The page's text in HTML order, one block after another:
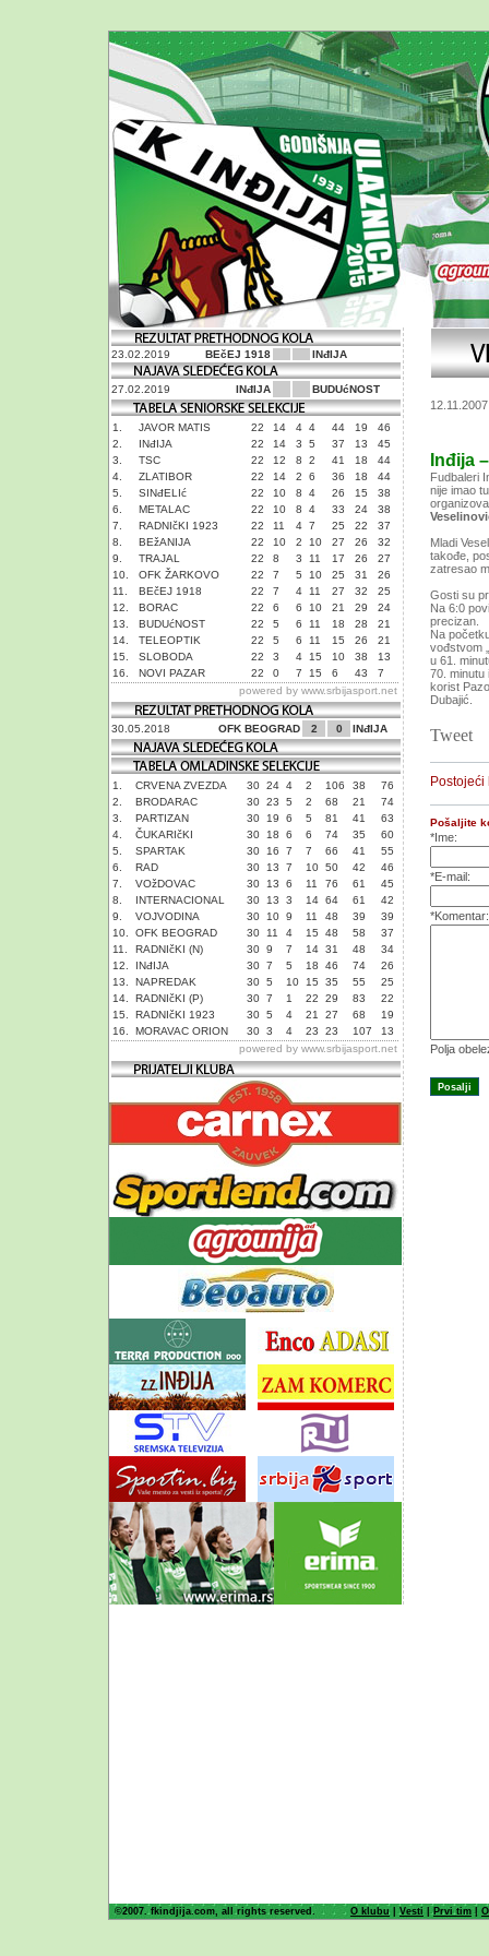
23.02.2019 BEčEJ 1918 INđIJA
27.02.2019 INđIJA BUDUćNOST
1. JAVOR MATIS 22 14 4 4 44 19
46
2.
INđIJA 22 14 3 5 37 13
45
3.
TSC 22 12 8 2 41 18
44
4.
ZLATIBOR 22 14 2 6 36 18
44
5.
SINđELIć 22 10 8 4 26 15
38
6.
METALAC 22 10 8 4 33 24
38
7.
RADNIčKI 1923 22 11 4 7 25 22
37
8.
BEžANIJA 22 10 2 10 27 26
32
9.
TRAJAL 22 8 3 11 17 26
27
10.
OFK ŽARKOVO 22 7 5 10 25 31
26
11.
BEčEJ 1918 22 7 4 11 27 32
25
12.
BORAC 22 6 6 10 21 29
24
13.
BUDUćNOST 22 5 6 11 18 28
21
14.
TELEOPTIK 22 5 6 11 15 26
21
15.
SLOBODA 22 3 4 15 10 38
13
16.
NOVI PAZAR 22 0 7 15 6 43
7
powered by www.srbijasport.net
30.05.2018 OFK BEOGRAD 2 0 INđIJA
1. CRVENA ZVEZDA 30 24 4 2 106 38
76
2.
BRODARAC 30 23 5 2 68 21
74
3.
PARTIZAN 30 19 6 5 81 41
63
4.
ČUKARIčKI 30 18 6 6 74 35
60
5.
SPARTAK 30 16 7 7 66 41
55
6.
RAD 30 13 7 10 50 42
46
7.
VOžDOVAC 30 13 6 11 76 61
45
8.
INTERNACIONAL 30 13 3 14 64 61
42
9.
VOJVODINA 30 10 9 11 48 39
39
10.
OFK BEOGRAD 30 11 4 15 48 58
37
11.
RADNIčKI (N) 30 9 7 14 31 48
34
12.
INđIJA 30 7 5 18 46 74
26
13.
NAPREDAK 30 5 10 15 35 55
25
14.
RADNIčKI (P) 30 7 1 22 29 83
22
15.
RADNIčKI 1923 30 5 4 21 27 68
19
16.
MORAVAC ORION 30 3 4 23 23 107
13
powered by www.srbijasport.net
12.11.2007
Inđija
Fudbaleri
nije imao
Mladi
takođe,
zatresao
Gosti su
Na 6:0
precizan.
Na
vođstvom
u 61.
70. minutu
korist
Dubajić.
Tweet
Postojeći
Pošaljite
*Ime:
*E-mail:
*Komentar:
Polja
©2007. fkindjija.com, all rights reserved. O klubu |Vesti | Prvi tim |